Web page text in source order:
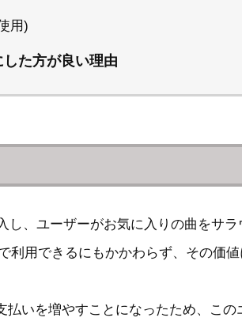
用)
した方が良い理由
、ユーザーがお気に入りの曲をサ
用できるにもかかわらず、その価値
いを増やすことになったため、こ